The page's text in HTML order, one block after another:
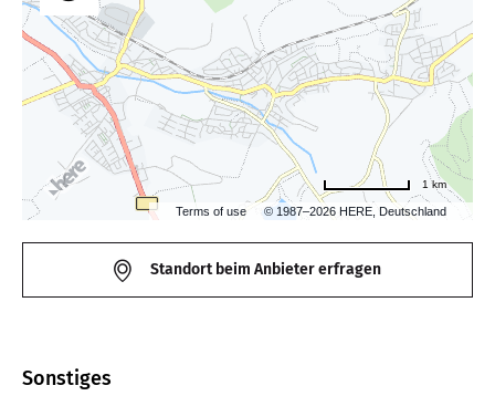
Terms of use © 1987–2026 HERE, Deutschland
1 km
Standort beim Anbieter erfragen
Sonstiges